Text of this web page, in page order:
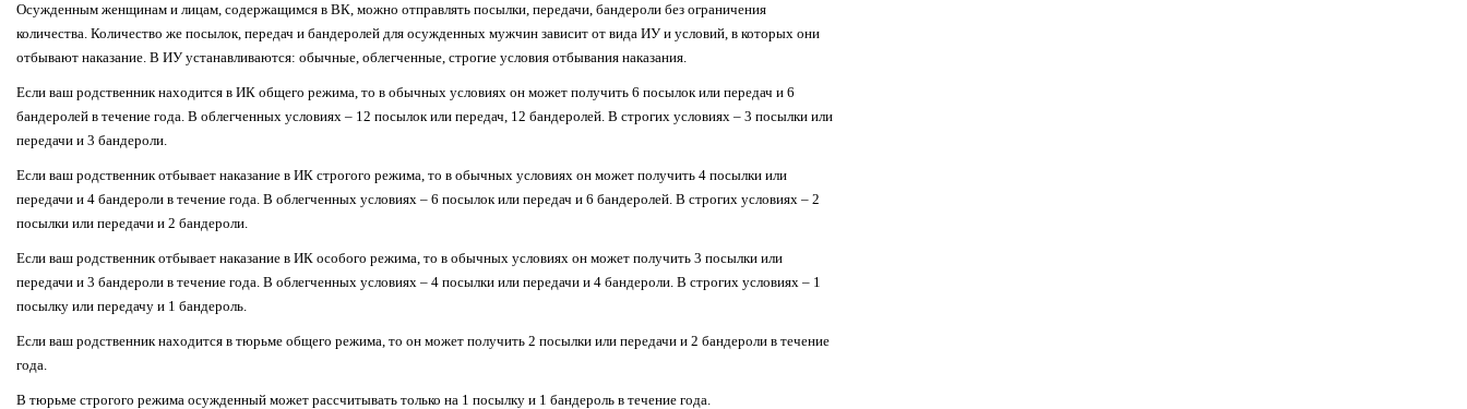
Осужденным женщинам и лицам, содержащимся в ВК, можно отправлять посылки, передачи, бандероли без ограничения
количества. Количество же посылок, передач и бандеролей для осужденных мужчин зависит от вида ИУ и условий, в которых они
отбывают наказание. В ИУ устанавливаются: обычные, облегченные, строгие условия отбывания наказания.
Если ваш родственник находится в ИК общего режима, то в обычных условиях он может получить 6 посылок или передач и 6
бандеролей в течение года. В облегченных условиях – 12 посылок или передач, 12 бандеролей. В строгих условиях – 3 посылки или
передачи и 3 бандероли.
Если ваш родственник отбывает наказание в ИК строгого режима, то в обычных условиях он может получить 4 посылки или
передачи и 4 бандероли в течение года. В облегченных условиях – 6 посылок или передач и 6 бандеролей. В строгих условиях – 2
посылки или передачи и 2 бандероли.
Если ваш родственник отбывает наказание в ИК особого режима, то в обычных условиях он может получить 3 посылки или
передачи и 3 бандероли в течение года. В облегченных условиях – 4 посылки или передачи и 4 бандероли. В строгих условиях – 1
посылку или передачу и 1 бандероль.
Если ваш родственник находится в тюрьме общего режима, то он может получить 2 посылки или передачи и 2 бандероли в течение
года.
В тюрьме строгого режима осужденный может рассчитывать только на 1 посылку и 1 бандероль в течение года.